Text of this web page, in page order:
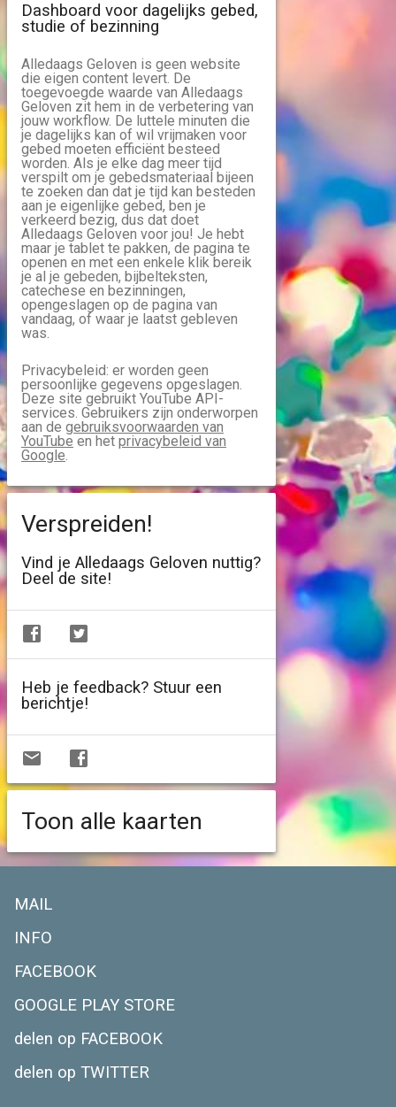
Dashboard voor dagelijks gebed,
studie of bezinning
Alledaags Geloven is geen website
die eigen content levert. De
toegevoegde waarde van Alledaags
Geloven zit hem in de verbetering van
jouw workflow. De luttele minuten die
je dagelijks kan of wil vrijmaken voor
gebed moeten efficiënt besteed
worden. Als je elke dag meer tijd
verspilt om je gebedsmateriaal bijeen
te zoeken dan dat je tijd kan besteden
aan je eigenlijke gebed, ben je
verkeerd bezig, dus dat doet
Alledaags Geloven voor jou! Je hebt
maar je tablet te pakken, de pagina te
openen en met een enkele klik bereik
je al je gebeden, bijbelteksten,
catechese en bezinningen,
opengeslagen op de pagina van
vandaag, of waar je laatst gebleven
was.
Privacybeleid: er worden geen
persoonlijke gegevens opgeslagen.
Deze site gebruikt YouTube API-
services. Gebruikers zijn onderworpen
aan de gebruiksvoorwaarden van
YouTube en het privacybeleid van
Google.
Verspreiden!
Vind je Alledaags Geloven nuttig?
Deel de site!
Heb je feedback? Stuur een
berichtje!
Toon alle kaarten
MAIL
INFO
FACEBOOK
GOOGLE PLAY STORE
delen op FACEBOOK
delen op TWITTER